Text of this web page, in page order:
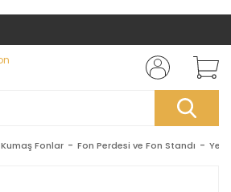
Kumaş Fonlar Fon Perdesi ve Fon Standı